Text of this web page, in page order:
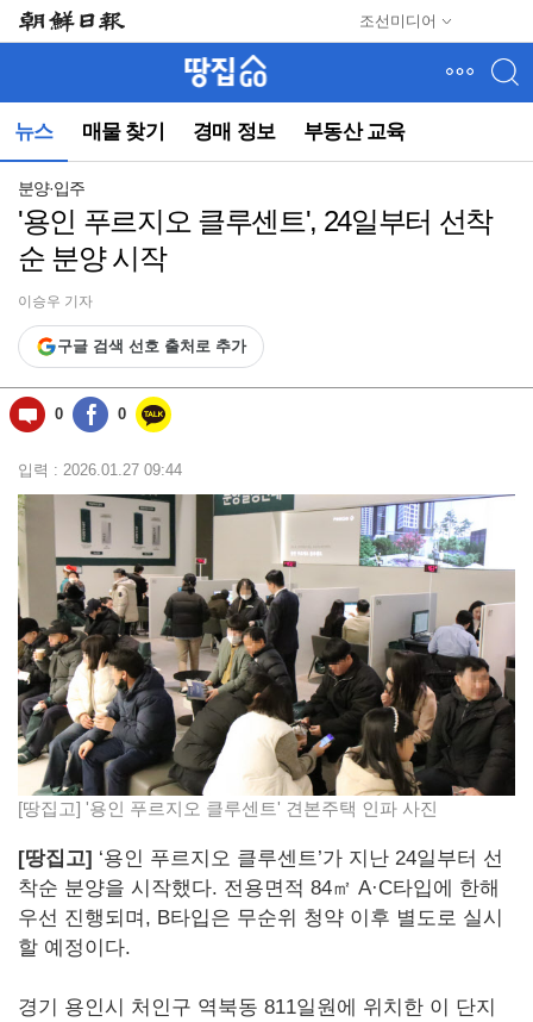
조선미디어
뉴
(컨
동)
뉴스 매물 찾기 경매 정보 부동산 교육
분양·입주
'용인 푸르지오 클루센트', 24일부터 선착
순 분양 시작
이승우 기자
구글 검색 선호 출처로 추가
0 0
입력 : 2026.01.27 09:44
[땅집고] '용인 푸르지오 클루센트' 견본주택 인파 사진
[땅집고] ‘용인 푸르지오 클루센트’가 지난 24일부터 선
착순 분양을 시작했다. 전용면적 84㎡ A·C타입에 한해
우선 진행되며, B타입은 무순위 청약 이후 별도로 실시
할 예정이다.
경기 용인시 처인구 역북동 811일원에 위치한 이 단지